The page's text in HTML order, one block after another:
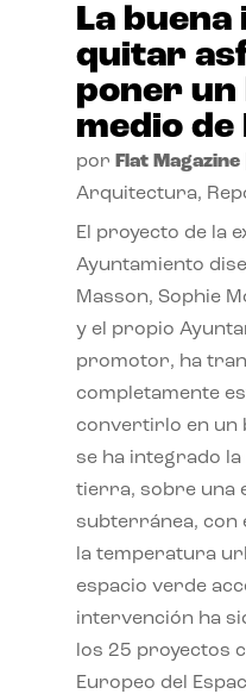
La buena
quitar
poner un
medio de
por Flat Magazine|
Arquitectura,
El proyecto de la
Ayuntamiento
Masson, Sophie
y el propio
promotor, ha
completamente
convertirlo en un
se ha integrado
tierra, sobre una
subterránea, con
la temperatura
espacio verde
intervención ha
los 25 proyectos
Europeo del